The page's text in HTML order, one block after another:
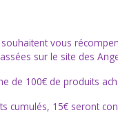
vous
sur le site des
de 100€ de produits
cumulés, 15€ seront